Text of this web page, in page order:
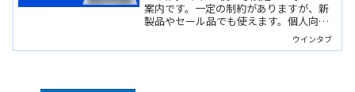
案内です。一定の制約がありますが、新
製品やセール品でも使えます。個人向け
PCは7%OFF、法人向けPCは4%OFFで購
ウインタブ